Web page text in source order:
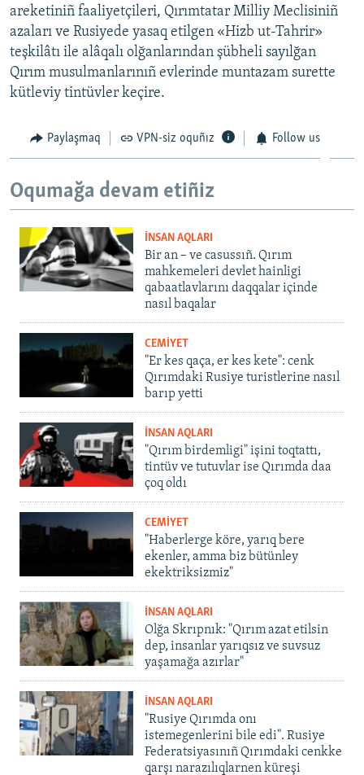
areketiniñ faaliyetçileri, Qırımtatar Milliy Meclisiniñ
azaları ve Rusiyede yasaq etilgen «Hizb ut-Tahrir»
teşkilâtı ile alâqalı olğanlarından şübheli sayılğan
Qırım musulmanlarınıñ evlerinde muntazam surette
kütleviy tintüvler keçire.
Paylaşmaq VPN-siz oquñız Follow us
Oqumağa devam etiñiz
İNSAN AQLARI
Bir an – ve casussıñ. Qırım
mahkemeleri devlet hainligi
qabaatlavlarını daqqalar içinde
nasıl baqalar
CEMİYET
"Er kes qaça, er kes kete": cenk
Qırımdaki Rusiye turistlerine nasıl
barıp yetti
İNSAN AQLARI
"Qırım birdemligi" işini toqtattı,
tintüv ve tutuvlar ise Qırımda daa
çoq oldı
CEMİYET
"Haberlerge köre, yarıq bere
ekenler, amma biz bütünley
ekektriksizmiz"
İNSAN AQLARI
Olğa Skrıpnık: "Qırım azat etilsin
dep, insanlar yarıqsız ve suvsuz
yaşamağa azırlar"
İNSAN AQLARI
"Rusiye Qırımda onı
istemegenlerini bile edi". Rusiye
Federatsiyasınıñ Qırımdaki cenkke
qarşı narazılıqlarnen küreşi